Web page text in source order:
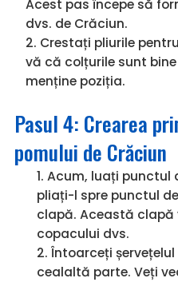
Acest pas începe să
dvs. de Crăciun.
Crestați pliurile
vă că colțurile sunt
menține poziția.
Pasul 4: Crearea
pomului de Crăciun
Acum, luați punctul
pliați-l spre punctul
clapă. Această clapă
copacului dvs.
Întoarceți
cealaltă parte. Veți